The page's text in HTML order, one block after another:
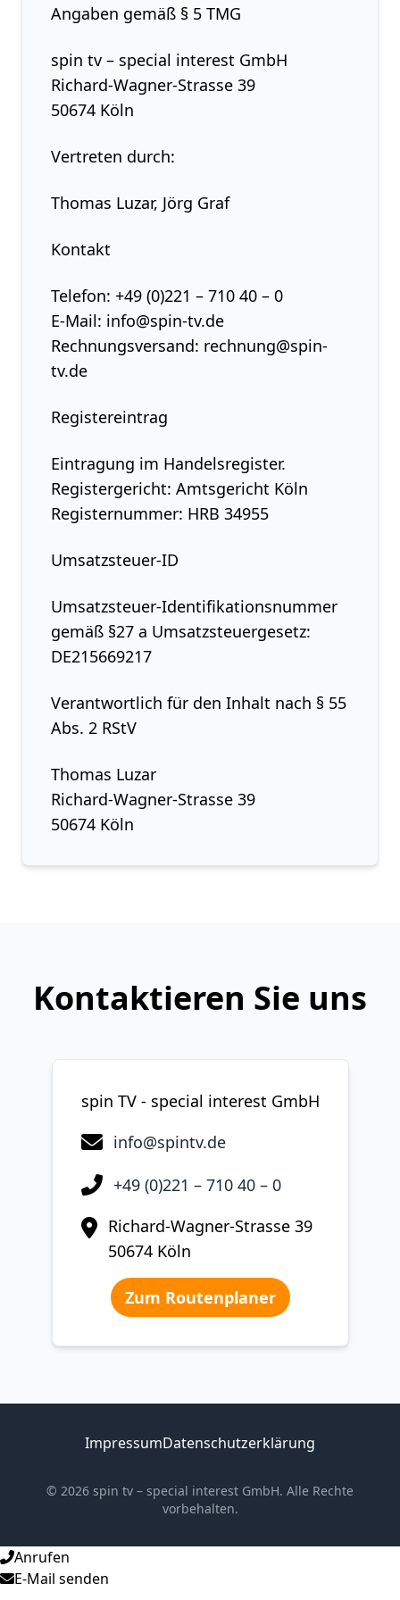
Angaben gemäß § 5 TMG
spin tv – special interest GmbH
Richard-Wagner-Strasse 39
50674 Köln
Vertreten durch:
Thomas Luzar, Jörg Graf
Kontakt
Telefon: +49 (0)221 – 710 40 – 0
E-Mail: info@spin-tv.de
Rechnungsversand: rechnung@spin-
tv.de
Registereintrag
Eintragung im Handelsregister.
Registergericht: Amtsgericht Köln
Registernummer: HRB 34955
Umsatzsteuer-ID
Umsatzsteuer-Identifikationsnummer
gemäß §27 a Umsatzsteuergesetz:
DE215669217
Verantwortlich für den Inhalt nach § 55
Abs. 2 RStV
Thomas Luzar
Richard-Wagner-Strasse 39
50674 Köln
Kontaktieren Sie uns
spin TV - special interest GmbH
info@spintv.de
+49 (0)221 – 710 40 – 0
Richard-Wagner-Strasse 39
50674 Köln
Zum Routenplaner
ImpressumDatenschutzerklärung
© 2026 spin tv – special interest GmbH. Alle Rechte
vorbehalten.
Anrufen
E-Mail senden